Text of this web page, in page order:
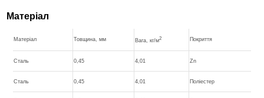
Матеріал
Матеріал Товщина, мм Вага, кг/м2 Покриття
Сталь 0,45 4,01 Zn
Сталь 0,45 4,01 Поліестер